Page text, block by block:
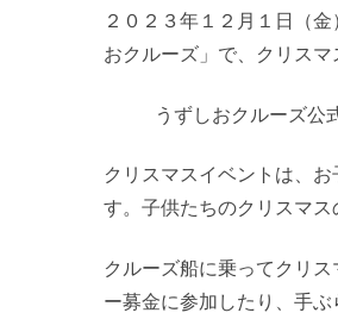
２０２３年１２月１日（
おクルーズ」で、クリスマ
うずしおクルーズ公
クリスマスイベントは、
す。子供たちのクリスマス
クルーズ船に乗ってクリ
ー募金に参加したり、手